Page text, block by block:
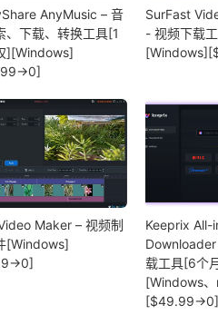
AnyMusic – 音
、下载、转换工具[1
][Windows]
SurFast
- 视频下载
Maker – 视频制
[Windows]
Keeprix All-
载工具[6个
[Windows
[$49.99→0]